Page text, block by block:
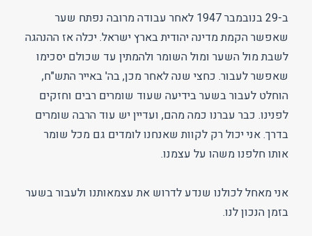
ב-29 בנובמבר 1947 לאחר עבודה מרובה נפתח שער
שאפשר הקמת מדינה יהודית בארץ ישראל. יכלה אז ההנהגה
לשבת מול השער ומול השומר ולהמתין עד שכולם יסכימו
שאפשר לעבור. כחצי שנה לאחר מכן, בה' באייר התש"ח,
הוחלט לעבור בשער בידיעה שעוד שומרים רבים וחזקים
לפנינו. כבר עברנו כמה מהם, ועדיין יש עוד הרבה שומרים
בדרך. אני יכול רק לקוות שאנחנו לומדים גם מכל שומר
אותו חלפנו משהו על עצמנו.
אני מאחל לכולנו שנדע לדרוש את עצמאותנו ולעבור בשער
בזמן הנכון לנו.